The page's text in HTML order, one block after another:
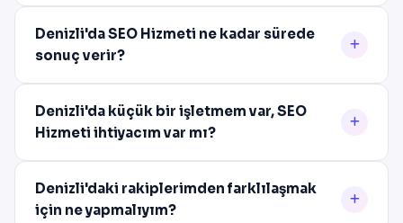
Denizli'da SEO Hizmeti ne kadar sürede
sonuç verir?
Denizli'da küçük bir işletmem var, SEO
Hizmeti ihtiyacım var mı?
Denizli'daki rakiplerimden farklılaşmak
için ne yapmalıyım?